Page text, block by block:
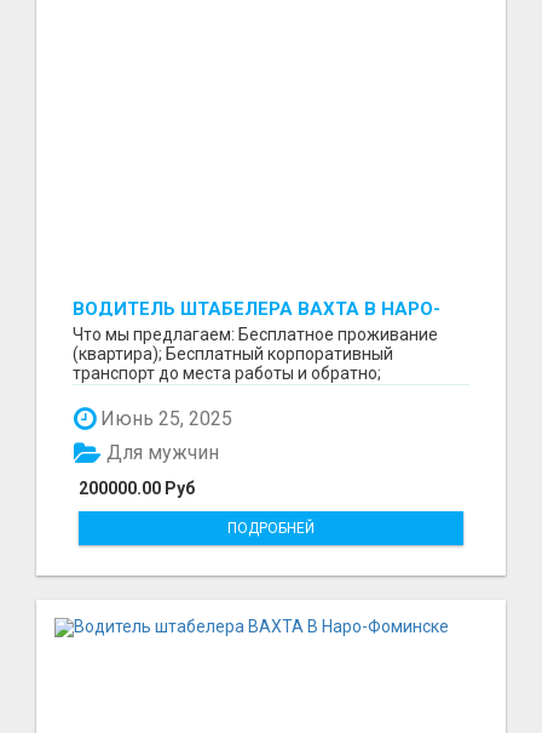
ВОДИТЕЛЬ ШТАБЕЛЕРА ВАХТА В НАРО-
ФОМИНСКЕ
Что мы предлагаем: Бесплатное проживание
(квартира); Бесплатный корпоративный
транспорт до места работы и обратно;
Июнь 25, 2025
200000.00 Руб
Для мужчин
ПОДРОБНЕЙ